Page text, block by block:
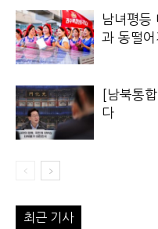
남녀평등
과 동떨어
[남북통
다
최근 기사